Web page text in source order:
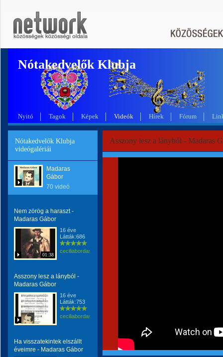
Nótakedvelők Klubja
Nyitó Tagok Képek Videók Hírek Fórum
Nótakedvelők Klubja
videógalériái
Madaras
Gábor
70 videó
Nem zörög a haraszt -
Madaras Gábor
01:38
16 éve
Látták:686
ceciliabordas
Asszony lesz a lányból -
Madaras Gábor
16 éve
Látták:753
ceciliabordas
Ha visszatekintek elszállt
éveimre - Madaras Gábor
Asszony lesz a lányból - Madaras